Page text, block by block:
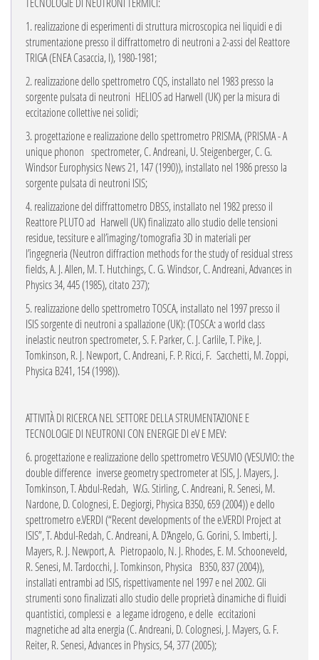
1. realizzazione di esperimenti di struttura microscopica nei liquidi e di
strumentazione presso il diffrattometro di neutroni a 2-assi del Reattore
TRIGA (ENEA Casaccia, I), 1980-1981;
2. realizzazione dello spettrometro CQS, installato nel 1983 presso la
sorgente pulsata di neutroni HELIOS ad Harwell (UK) per la misura di
eccitazione collettive nei solidi;
3. progettazione e realizzazione dello spettrometro PRISMA, (PRISMA - A
unique phonon spectrometer, C. Andreani, U. Steigenberger, C. G.
Windsor Europhysics News 21, 147 (1990)),installato nel 1986 presso la
sorgente pulsata di neutroni ISIS;
4. realizzazione del diffrattometro DBSS, installato nel 1982 presso il
Reattore PLUTO ad Harwell (UK) finalizzato allo studio delle tensioni
residue, tessiture e all’imaging/tomografia 3D in materiali per
l’ingegneria (Neutron diffraction methods for the study of residual stress
fields, A. J. Allen, M. T. Hutchings, C. G. Windsor, C. Andreani, Advances in
Physics 34, 445 (1985), citato 237);
5. realizzazione dello spettrometro TOSCA, installato nel 1997 presso il
ISIS sorgente di neutroni a spallazione (UK): (TOSCA: a world class
inelastic neutron spectrometer, S. F. Parker, C. J. Carlile, T. Pike, J.
Tomkinson, R. J. Newport, C. Andreani, F. P. Ricci, F. Sacchetti, M. Zoppi,
Physica B241, 154 (1998)).
ATTIVITÀ DI RICERCA NEL SETTORE DELLA STRUMENTAZIONE E
TECNOLOGIE DI NEUTRONI CON ENERGIE DI eV E MEV:
6. progettazione e realizzazione dello spettrometro VESUVIO (VESUVIO: the
double difference inverse geometry spectrometer at ISIS, J. Mayers, J.
Tomkinson, T. Abdul-Redah, W.G. Stirling, C. Andreani, R. Senesi, M.
Nardone, D. Colognesi, E. Degiorgi, Physica B350, 659(2004)) e dello
spettrometro e.VERDI (“Recent developments of the e.VERDI Project at
ISIS”, T. Abdul-Redah, C. Andreani, A. D’Angelo, G. Gorini, S. Imberti, J.
Mayers, R. J. Newport, A. Pietropaolo, N. J. Rhodes, E. M. Schooneveld,
R. Senesi, M. Tardocchi, J. Tomkinson, Physica B350, 837 (2004)),
installati entrambi ad ISIS, rispettivamente nel 1997 e nel 2002. Gli
strumenti sono finalizzati allo studio delle proprietà dinamiche di fluidi
quantistici, complessi e a legame idrogeno, e delle eccitazioni
magnetiche ad alta energia (C. Andreani, D. Colognesi, J. Mayers, G. F.
Reiter, R. Senesi, Advances in Physics, 54, 377 (2005);